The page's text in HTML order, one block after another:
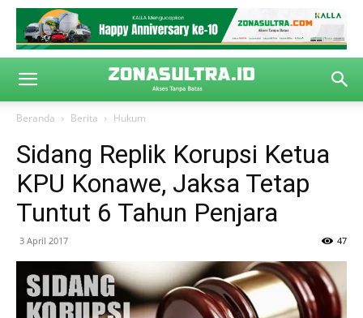
Beranda Berita Hukum
Sidang Replik Korupsi Ketua
KPU Konawe, Jaksa Tetap
Tuntut 6 Tahun Penjara
3 April 2017 47